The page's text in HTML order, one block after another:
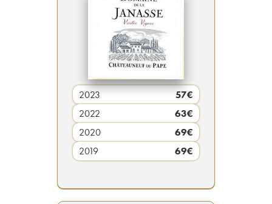
2023 57€
2022
63€
2020
69€
2019
69€